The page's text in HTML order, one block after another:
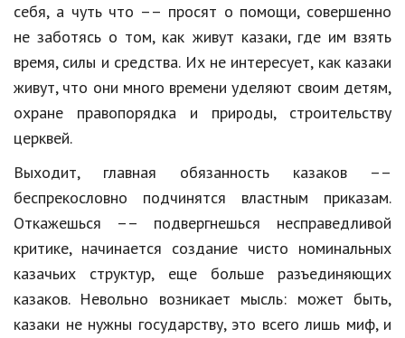
себя, а чуть что –– просят о помощи, совершенно
не заботясь о том, как живут казаки, где им взять
время, силы и средства. Их не интересует, как казаки
живут, что они много времени уделяют своим детям,
охране правопорядка и природы, строительству
церквей.
Выходит, главная обязанность казаков ––
беспрекословно подчинятся властным приказам.
Откажешься –– подвергнешься несправедливой
критике, начинается создание чисто номинальных
казачьих структур, еще больше разъединяющих
казаков. Невольно возникает мысль: может быть,
казаки не нужны государству, это всего лишь миф, и